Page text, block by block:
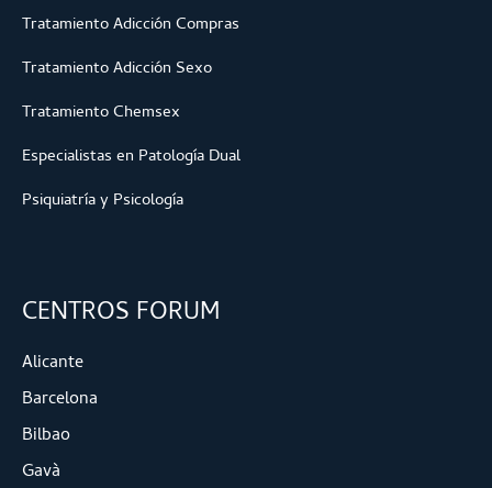
Tratamiento Adicción Compras
Tratamiento Adicción Sexo
Tratamiento Chemsex
Especialistas en Patología Dual
Psiquiatría y Psicología
CENTROS FORUM
Alicante
Barcelona
Bilbao
Gavà